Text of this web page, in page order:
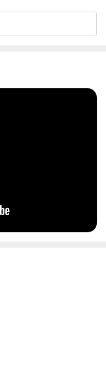
름을 읽고 미래를 준비하
한 권의 책에 오롯이 담았
는 조언점을 찾을 수 있